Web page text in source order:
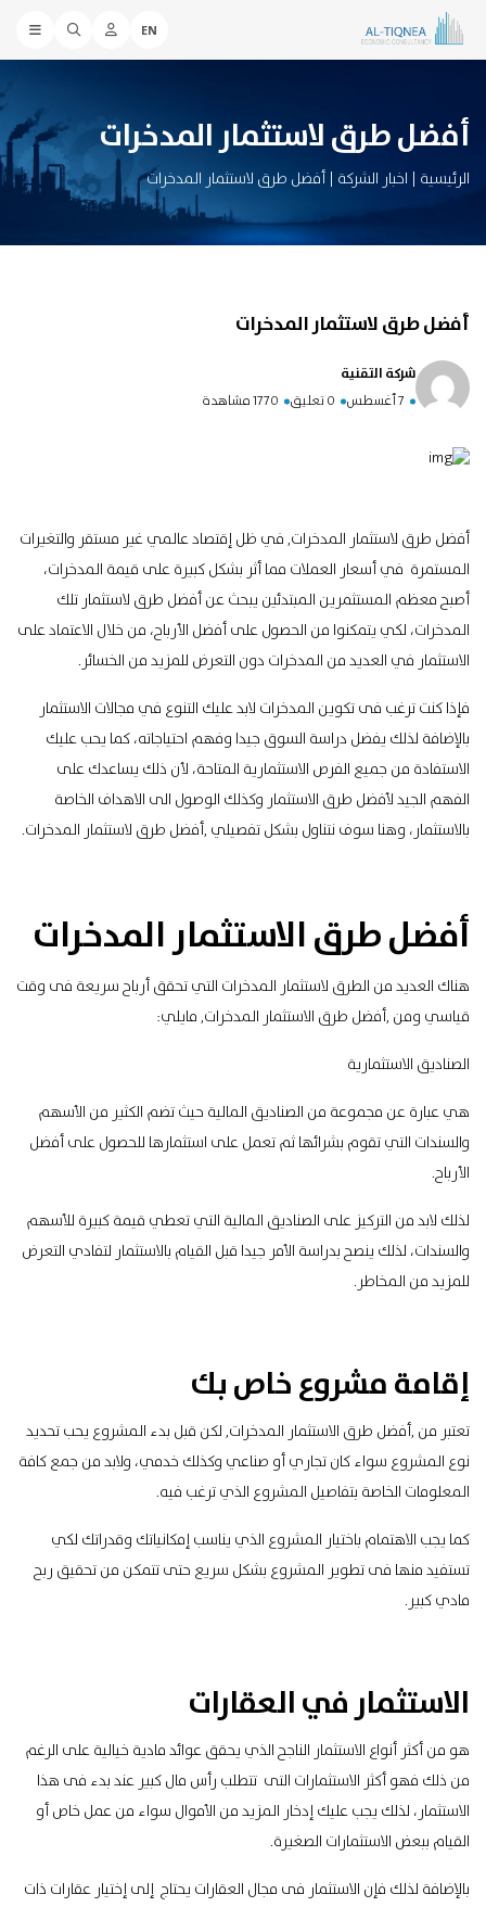
EN
أفضل طرق لاستثمار المدخرات
الرئيسية | اخبار الشركة | أفضل طرق لاستثمار المدخرات
أفضل طرق لاستثمار المدخرات
شركة التقنية
7 أغسطس 0 تعليق 1770 مشاهدة
أفضل طرق لاستثمار المدخرات, في ظل إقتصاد عالمي غير مستقر والتغيرات
المستمرة في أسعار العملات مما أثر بشكل كبيرة على قيمة المدخرات،
أصبح معظم المستثمرين المبتدئين يبحث عن أفضل طرق لاستثمار تلك
المدخرات، لكي يتمكنوا من الحصول على أفضل الأرباح، من خلال الاعتماد على
الاستثمار في العديد من المدخرات دون التعرض للمزيد من الخسائر.
فإذا كنت ترغب فى تكوين المدخرات لابد عليك التنوع في مجالات الاستثمار
بالإضافة لذلك يفضل دراسة السوق جيدا وفهم احتياجاته، كما يحب عليك
الاستفادة من جميع الفرص الاستثمارية المتاحة، لأن ذلك يساعدك على
الفهم الجيد لأفضل طرق الاستثمار وكذلك الوصول الى الاهداف الخاصة
بالاستثمار، وهنا سوف نتناول بشكل تفصيلي ,أفضل طرق لاستثمار المدخرات.
أفضل طرق الاستثمار المدخرات
هناك العديد من الطرق لاستثمار المدخرات التي تحقق أرباح سريعة فى وقت
قياسي ومن ,أفضل طرق الاستثمار المدخرات, مايلي:
الصناديق الاستثمارية
هي عبارة عن مجموعة من الصناديق المالية حيث تضم الكثير من الأسهم
والسندات التي تقوم بشرائها ثم تعمل على استثمارها للحصول على أفضل
الأرباح.
لذلك لابد من التركيز على الصناديق المالية التي تعطي قيمة كبيرة للأسهم
والسندات، لذلك ينصح بدراسة الأمر جيدا قبل القيام بالاستثمار لتفادي التعرض
للمزيد من المخاطر.
إقامة مشروع خاص بك
تعتبر من ,أفضل طرق الاستثمار المدخرات, لكن قبل بدء المشروع يحب تحديد
نوع المشروع سواء كان تجاري أو صناعي وكذلك خدمي، ولابد من جمع كافة
المعلومات الخاصة بتفاصيل المشروع الذي ترغب فيه.
كما يجب الاهتمام باختيار المشروع الذي يناسب إمكانياتك وقدراتك لكي
تستفيد منها فى تطوير المشروع بشكل سريع حتى تتمكن من تحقيق ربح
مادي كبير.
الاستثمار في العقارات
هو من أكثر أنواع الاستثمار الناجح الذي يحقق عوائد مادية خيالية على الرغم
من ذلك فهو أكثر الاستثمارات التى تتطلب رأس مال كبير عند بدء فى هذا
الاستثمار، لذلك يجب عليك إدخار المزيد من الأموال سواء من عمل خاص أو
القيام ببعض الاستثمارات الصغيرة.
بالإضافة لذلك فإن الاستثمار فى مجال العقارات يحتاج إلى إختيار عقارات ذات